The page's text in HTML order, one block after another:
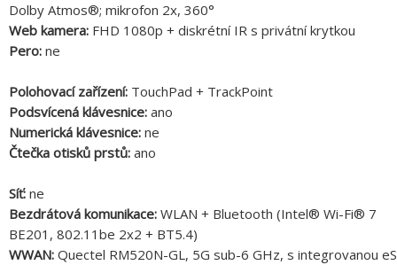
Dolby Atmos®; mikrofon 2x, 360°
Web kamera: FHD 1080p + diskrétní IR s privátní krytkou
Pero: ne
Polohovací zařízení: TouchPad + TrackPoint
Podsvícená klávesnice: ano
Numerická klávesnice: ne
Čtečka otisků prstů: ano
Síť: ne
Bezdrátová komunikace: WLAN + Bluetooth (Intel® Wi-Fi® 7
BE201, 802.11be 2x2 + BT5.4)
WWAN: Quectel RM520N-GL, 5G sub-6 GHz, s integrovanou